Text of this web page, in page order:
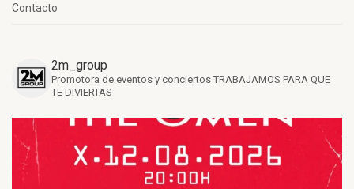
Contacto
2m_group
Promotora de eventos y conciertos TRABAJAMOS PARA QUE
TE DIVIERTAS